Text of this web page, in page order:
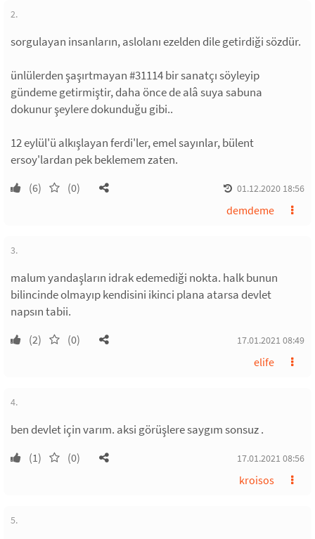
2.
sorgulayan insanların, aslolanı ezelden dile getirdiği sözdür.
ünlülerden şaşırtmayan #31114 bir sanatçı söyleyip
gündeme getirmiştir, daha önce de alâ suya sabuna
dokunur şeylere dokunduğu gibi..
12 eylül'ü alkışlayan ferdi'ler, emel sayınlar, bülent
ersoy'lardan pek beklemem zaten.
(6) (0) 01.12.2020 18:56
demdeme
3.
malum yandaşların idrak edemediği nokta. halk bunun
bilincinde olmayıp kendisini ikinci plana atarsa devlet
napsın tabii.
(2) (0) 17.01.2021 08:49
elife
4.
ben devlet için varım. aksi görüşlere saygım sonsuz .
(1) (0) 17.01.2021 08:56
kroisos
5.